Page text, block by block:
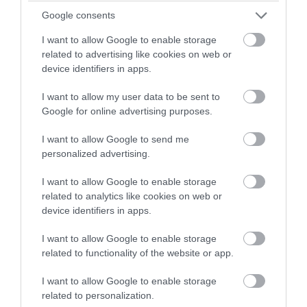
Google consents
I want to allow Google to enable storage
related to advertising like cookies on web or
device identifiers in apps.
I want to allow my user data to be sent to
Google for online advertising purposes.
I want to allow Google to send me
personalized advertising.
I want to allow Google to enable storage
related to analytics like cookies on web or
device identifiers in apps.
I want to allow Google to enable storage
related to functionality of the website or app.
I want to allow Google to enable storage
related to personalization.
Α: Λαμβάνεται υπόψη το συνολικό οικογενειακό
εισόδημα, δηλαδή εισόδημα:
– φορολογούμενο ή απαλλασσόμενο,
– πραγματικό ή τεκμαρτό,
– ανεξάρτητα από την πηγή προέλευσής του.
2.5 Ε: Με βάση ποια φορολογική δήλωση έγινε η
Α: Η πρώτη καταβολή έγινε με βάση τα στοιχεία
της δήλωσης φορολογίας εισοδήματος για το
φορολογικό έτος 2024, όπως είχαν διαμορφωθεί
έως την τελευταία εργάσιμη ημέρα του Μαΐου
2026.
3. Πώς καταβάλλεται η ενίσχυση ανά